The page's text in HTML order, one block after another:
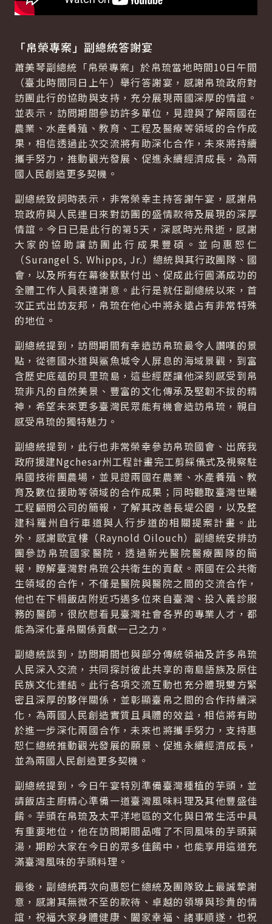
「帛榮專案」副總統答謝宴
蕭美琴副總統「帛榮專案」於帛琉當地時間10日午間
（臺北時間同日上午）舉行答謝宴，感謝帛琉政府對
訪團此行的協助與支持，充分展現兩國深厚的情誼。
並表示，訪問期間參訪許多單位，見證與了解兩國在
農業、水產養殖、教育、工程及醫療等領域的合作成
果，相信透過此次交流將有助深化合作，未來將持續
攜手努力，推動觀光發展、促進永續經濟成長，為兩
國人民創造更多契機。
副總統致詞時表示，非常榮幸主持答謝午宴，感謝帛
琉政府與人民連日來對訪團的盛情款待及展現的深厚
情誼。今日已是此行的第5天，深感時光飛逝，感謝
大家的協助讓訪團此行成果豐碩。並向惠恕仁
（Surangel S. Whipps, Jr.）總統與其行政團隊、國
會，以及所有在幕後默默付出、促成此行圓滿成功的
全體工作人員表達謝意。此行是就任副總統以來，首
次正式出訪友邦，帛琉在他心中將永遠占有非常特殊
的地位。
副總統提到，訪問期間有幸造訪帛琉最令人讚嘆的景
點，從德國水道與鯊魚城令人屏息的海域景觀，到富
含歷史底蘊的貝里琉島，這些經歷讓他深刻感受到帛
琉非凡的自然美景、豐富的文化傳承及堅韌不拔的精
神，希望未來更多臺灣民眾能有機會造訪帛琉，親自
感受帛琉的獨特魅力。
副總統提到，此行也非常榮幸參訪帛琉國會、出席我
政府援建Ngchesar州工程計畫完工剪綵儀式及視察駐
帛國技術團農場，並見證兩國在農業、水產養殖、教
育及數位援助等領域的合作成果；同時聽取臺灣世曦
工程顧問公司的簡報，了解其改善長堤公園，以及整
建科羅州自行車道與人行步道的相關提案計畫。此
外，感謝歐宜樓（Raynold Oilouch）副總統安排訪
團參訪帛琉國家醫院，透過新光醫院醫療團隊的簡
報，瞭解臺灣對帛琉公共衛生的貢獻。兩國在公共衛
生領域的合作，不僅是醫院與醫院之間的交流合作，
他也在下榻飯店附近巧遇多位來自臺灣、投入義診服
務的醫師，很欣慰看見臺灣社會各界的專業人才，都
能為深化臺帛關係貢獻一己之力。
副總統談到，訪問期間也與部分傳統領袖及許多帛琉
人民深入交流，共同探討彼此共享的南島語族及原住
民族文化連結。此行各項交流互動也充分體現雙方緊
密且深厚的夥伴關係，並彰顯臺帛之間的合作持續深
化，為兩國人民創造實質且具體的效益，相信將有助
於進一步深化兩國合作，未來也將攜手努力，支持惠
恕仁總統推動觀光發展的願景、促進永續經濟成長，
並為兩國人民創造更多契機。
副總統提到，今日午宴特別準備臺灣種植的芋頭，並
請飯店主廚精心準備一道臺灣風味料理及其他豐盛佳
餚。芋頭在帛琉及太平洋地區的文化與日常生活中具
有重要地位，他在訪問期間品嚐了不同風味的芋頭葉
湯，期盼大家在今日的眾多佳餚中，也能享用這道充
滿臺灣風味的芋頭料理。
最後，副總統再次向惠恕仁總統及團隊致上最誠摯謝
意，感謝其無微不至的款待、卓越的領導與珍貴的情
誼，祝福大家身體健康、闔家幸福、諸事順遂，也祝